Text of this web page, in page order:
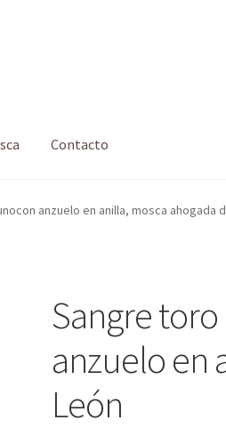
Contacto
de contacto Mi cuenta
anzuelo en anilla, mosca ahogada
Sangre
anzuelo en
León